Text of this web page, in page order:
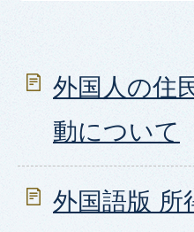
外国人の住
動について
外国語版 所